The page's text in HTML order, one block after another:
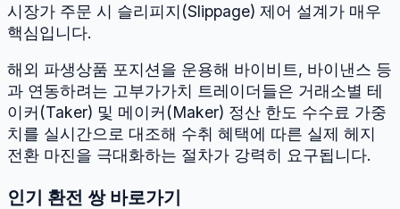
시장가 주문 시 슬리피지(Slippage) 제어 설계가 매우
핵심입니다.
해외 파생상품 포지션을 운용해 바이비트, 바이낸스 등
과 연동하려는 고부가가치 트레이더들은 거래소별 테
이커(Taker) 및 메이커(Maker) 정산 한도 수수료 가중
치를 실시간으로 대조해 수취 혜택에 따른 실제 헤지
전환 마진을 극대화하는 절차가 강력히 요구됩니다.
인기 환전 쌍 바로가기